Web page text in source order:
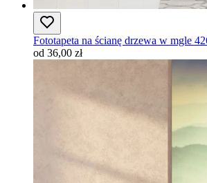
Fototapeta na ścianę drzewa w mgle
od 36,00 zł